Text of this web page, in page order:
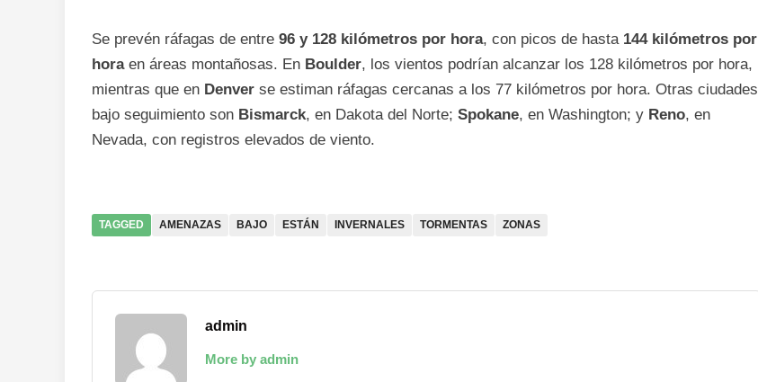
Se prevén ráfagas de entre 96 y 128 kilómetros por hora, con picos de hasta 144 kilómetros por
horaen áreas montañosas. En Boulder, los vientos podrían alcanzar los 128 kilómetros por hora,
mientras que en Denver se estiman ráfagas cercanas a los 77 kilómetros por hora. Otras ciudades
bajo seguimiento son Bismarck, en Dakota del Norte; Spokane, en Washington; y Reno, en
Nevada, con registros elevados de viento.
TAGGED AMENAZAS BAJO ESTÁN INVERNALES TORMENTAS ZONAS
admin
More by admin